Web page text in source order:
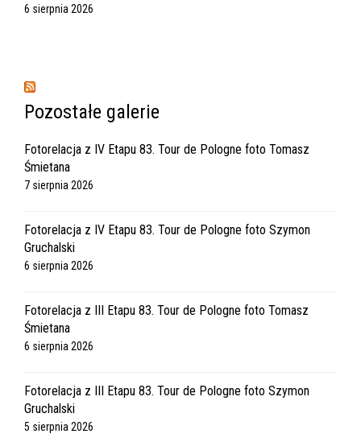
6 sierpnia 2026
Pozostałe galerie
Fotorelacja z IV Etapu 83. Tour de Pologne foto Tomasz
Śmietana
7 sierpnia 2026
Fotorelacja z IV Etapu 83. Tour de Pologne foto Szymon
Gruchalski
6 sierpnia 2026
Fotorelacja z III Etapu 83. Tour de Pologne foto Tomasz
Śmietana
6 sierpnia 2026
Fotorelacja z III Etapu 83. Tour de Pologne foto Szymon
Gruchalski
5 sierpnia 2026